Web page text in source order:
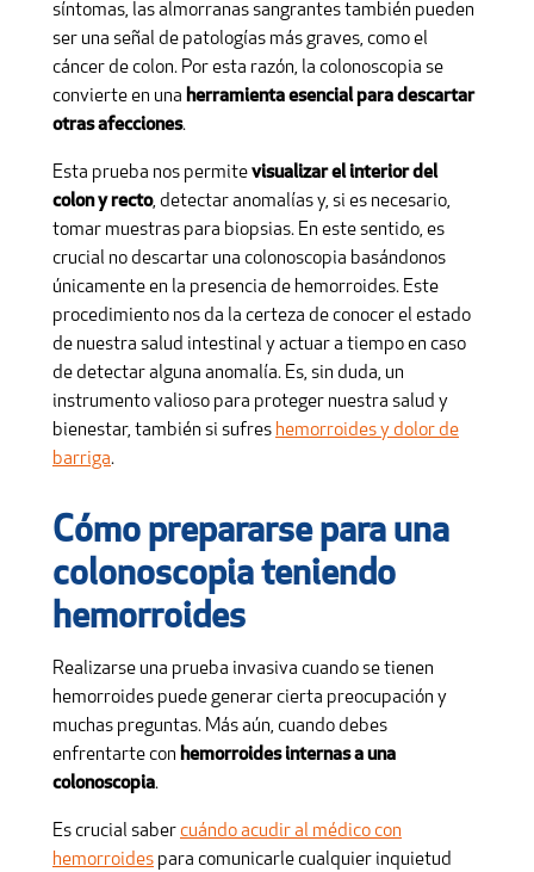
síntomas, las almorranas sangrantes también pueden
ser una señal de patologías más graves, como el
cáncer de colon. Por esta razón, la colonoscopia se
convierte en una herramienta esencial para descartar
otras afecciones.
Esta prueba nos permitevisualizar el interior del
colon y recto, detectar anomalías y, si es necesario,
tomar muestras para biopsias. En este sentido, es
crucial no descartar una colonoscopia basándonos
únicamente en la presencia de hemorroides. Este
procedimiento nos da la certeza de conocer el estado
de nuestra salud intestinal y actuar a tiempo en caso
de detectar alguna anomalía. Es, sin duda, un
instrumento valioso para proteger nuestra salud y
bienestar, también si sufres hemorroides y dolor de
barriga.
Cómo prepararse para una
colonoscopia teniendo
hemorroides
Realizarse una prueba invasiva cuando se tienen
hemorroides puede generar cierta preocupación y
muchas preguntas. Más aún, cuando debes
enfrentarte con hemorroides internas a una
colonoscopia.
Es crucial saber cuándo acudir al médico con
hemorroides para comunicarle cualquier inquietud